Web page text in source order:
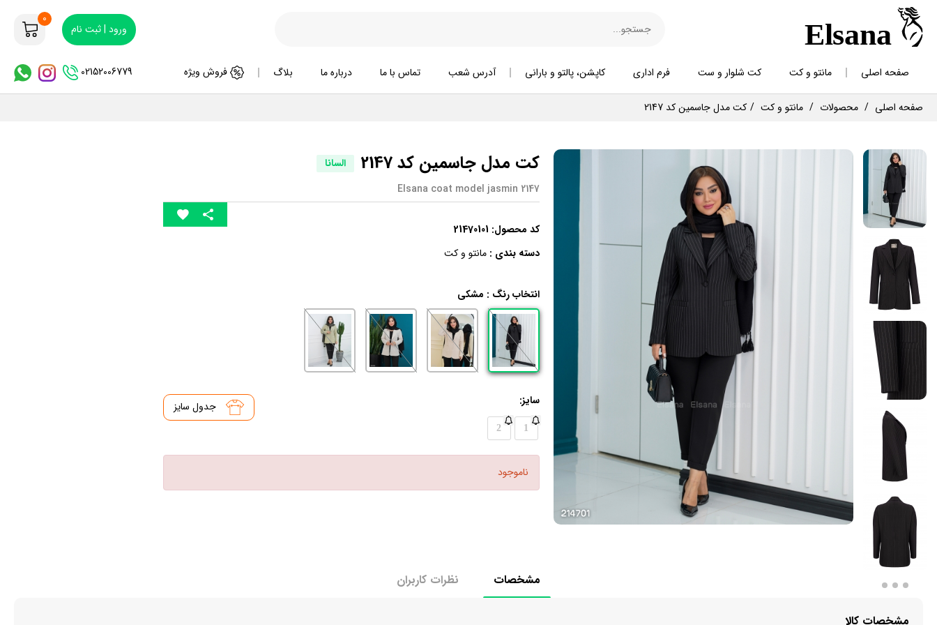
ورود | ثبت نام
0
صفحه اصلی مانتو و کت کت شلوار و ست فرم اداری کاپشن، پالتو و بارانی آدرس شعب تماس با ما درباره ما بلاگ فروش ویژه 02152006779
صفحه اصلی محصولات مانتو و کت کت مدل جاسمین کد 2147
کت مدل جاسمین کد 2147
السانا
Elsana coat model jasmin 2147
کد محصول: 21470101
دسته بندی : مانتو و کت
انتخاب رنگ : مشکی
سایز: جدول سایز
1
2
ناموجود
مشخصات نظرات کاربران
مشخصات کالا